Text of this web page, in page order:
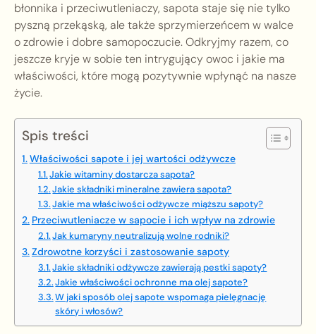
błonnika i przeciwutleniaczy, sapota staje się nie tylko
pyszną przekąską, ale także sprzymierzeńcem w walce
o zdrowie i dobre samopoczucie. Odkryjmy razem, co
jeszcze kryje w sobie ten intrygujący owoc i jakie ma
właściwości, które mogą pozytywnie wpłynąć na nasze
życie.
Spis treści
Właściwości sapote i jej wartości odżywcze
Jakie witaminy dostarcza sapota?
Jakie składniki mineralne zawiera sapota?
Jakie ma właściwości odżywcze miąższu sapoty?
Przeciwutleniacze w sapocie i ich wpływ na zdrowie
Jak kumaryny neutralizują wolne rodniki?
Zdrowotne korzyści i zastosowanie sapoty
Jakie składniki odżywcze zawierają pestki sapoty?
Jakie właściwości ochronne ma olej sapote?
W jaki sposób olej sapote wspomaga pielęgnację
skóry i włosów?